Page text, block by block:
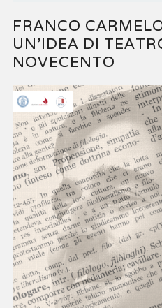
FRANCO
UN’IDEA DI
NOVECENTO